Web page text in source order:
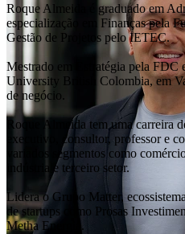
Roque Almeida é graduado em
especialização em Finanças pela
Gestão de Projetos pelo IETEC.
Mestrado em Estratégia pela FDC
University British Colombia, em
de negócio.
Roque Almeida tem uma carreira
executivo, consultor, professor e
variados segmentos como
indústria e terceiro setor.
Lidera o Grupo Matter,
de startups como Prosas
Metha Energia.